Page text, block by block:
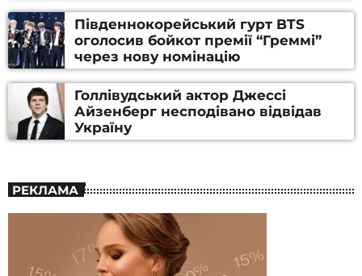
Південнокорейський гурт BTS
оголосив бойкот премії “Греммі”
через нову номінацію
Голлівудський актор Джессі
Айзенберг несподівано відвідав
Україну
РЕКЛАМА